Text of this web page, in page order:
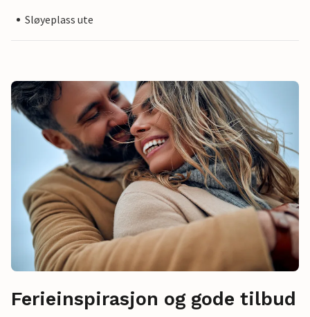
Sløyeplass ute
Ferieinspirasjon og gode tilbud